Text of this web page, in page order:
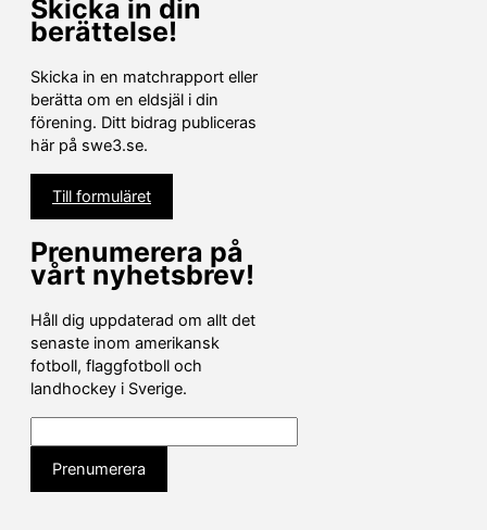
Skicka in din
berättelse!
Skicka in en matchrapport eller
berätta om en eldsjäl i din
förening. Ditt bidrag publiceras
här på swe3.se.
Till formuläret
Prenumerera på
vårt nyhetsbrev!
Håll dig uppdaterad om allt det
senaste inom amerikansk
fotboll, flaggfotboll och
landhockey i Sverige.